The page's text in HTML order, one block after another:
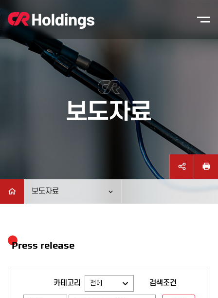
보도자료
보도자료
Press release
카테고리 검색조건